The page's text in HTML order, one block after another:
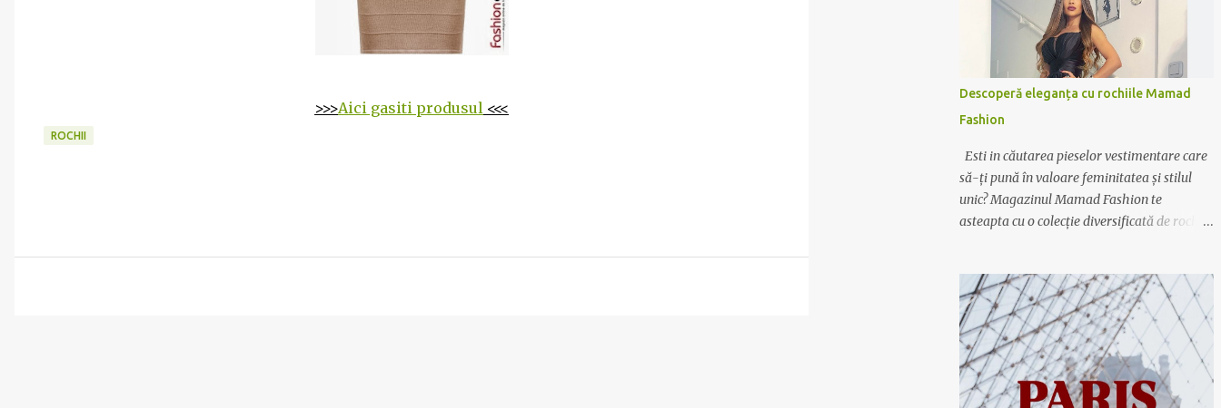
>>>Aici gasiti produsul <<<
ROCHII
Descoperă eleganța cu rochiile Mamad
Fashion
Esti in căutarea pieselor vestimentare care
să-ți pună în valoare feminitatea și stilul
unic? Magazinul Mamad Fashion te
asteapta cu o colecție diversificată de rochii
orice ocazie Indiferent dacă ai nevoie de o
rochie elegantă pentru ocazii speciale sau de
o variantă casual pentru zilele relaxante,
Mamad Fashion are soluția potrivită pentru
tine. De la rochiile lungi, vaporoase și
elegante, perfecte pentru evenimente